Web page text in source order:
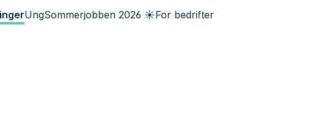
UngSommerjobben 2026 ☀️For bedrifter